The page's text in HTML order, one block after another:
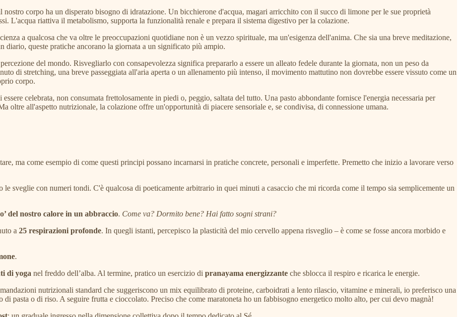
corpo ha un disperato bisogno di idratazione. Un bicchierone d'acqua, magari arricchito con il succo di limone per le sue proprietà
L'acqua riattiva il metabolismo, supporta la funzionalità renale e prepara il sistema digestivo per la colazione.
a qualcosa che va oltre le preoccupazioni quotidiane non è un vezzo spirituale, ma un'esigenza dell'anima. Che sia una breve meditazione,
diario, queste pratiche ancorano la giornata a un significato più ampio.
del mondo. Risvegliarlo con consapevolezza significa prepararlo a essere un alleato fedele durante la giornata, non un peso da
di stretching, una breve passeggiata all'aria aperta o un allenamento più intenso, il movimento mattutino non dovrebbe essere vissuto come un
corpo.
celebrata, non consumata frettolosamente in piedi o, peggio, saltata del tutto. Una pasto abbondante fornisce l'energia necessaria per
oltre all'aspetto nutrizionale, la colazione offre un'opportunità di piacere sensoriale e, se condivisa, di connessione umana.
ma come esempio di come questi principi possano incarnarsi in pratiche concrete, personali e imperfette. Premetto che inizio a lavorare verso
sveglie con numeri tondi. C'è qualcosa di poeticamente arbitrario in quei minuti a casaccio che mi ricorda come il tempo sia semplicemente un
del nostro calore in un abbraccio. Come va? Dormito bene? Hai fatto sogni strani?
a 25 respirazioni profonde. In quegli istanti, percepisco la plasticità del mio cervello appena risveglio – è come se fosse ancora morbido e
.
di yoga nel freddo dell’alba. Al termine, pratico un esercizio di pranayama energizzante che sblocca il respiro e ricarica le energie.
nutrizionali standard che suggeriscono un mix equilibrato di proteine, carboidrati a lento rilascio, vitamine e minerali, io preferisco una
di pasta o di riso. A seguire frutta e cioccolato. Preciso che come maratoneta ho un fabbisogno energetico molto alto, per cui devo magnà!